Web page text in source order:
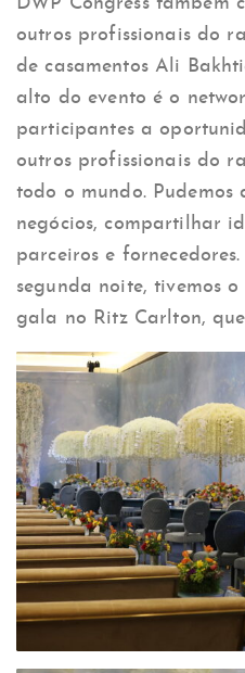
DWP Congress também
outros profissionais do
de casamentos Ali
alto do evento é o
participantes a
outros profissionais do
todo o mundo. Pudemos
negócios, compartilhar
parceiros e
segunda noite, tivemos
gala no Ritz Carlton,